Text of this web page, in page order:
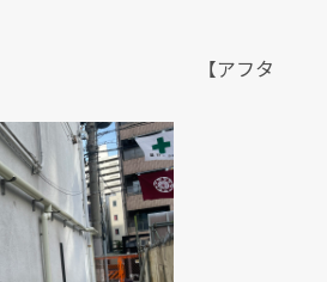
】 【アフタ